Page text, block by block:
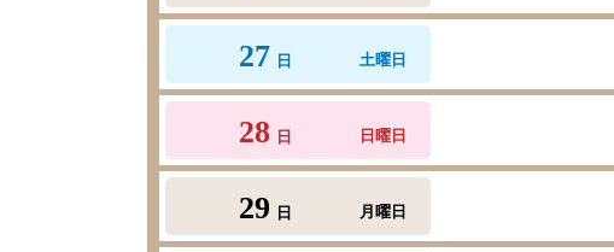
27 日 土曜日
28 日 日曜日
29 日 月曜日